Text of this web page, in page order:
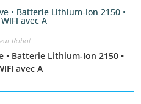
Robot
• Batterie Lithium-Ion 2150 •
avec A